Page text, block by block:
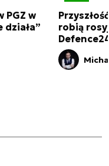
PGZ w
działa”
robią